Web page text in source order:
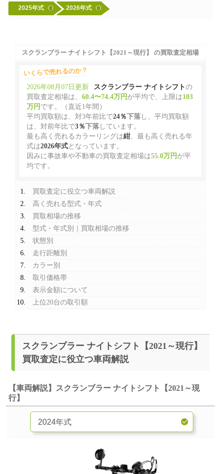
2025年式 0 2026年式 0
スクランブラー ナイトシフト【2021～現行】 の買取査定相場
いくらで売れるのか？
2026年08月07日更新 スクランブラー ナイトシフトの
買取査定相場は、 60.4〜74.4万円 が平均で、上限は103
万円 です。（直近1年間）
平均買取額は、対3年前比で24％下落し、平均買取額
は、対前年比で3％下落しています。
最も高く売れるカラーリングは紺、最も高く売れる年
式は2026年式となっています。
因みに事故車や不動車の買取査定相場は55.0万円 が平
均です。
買取査定に役立つ車両解説
高く売れる型式・年式
買取相場の推移
型式・年式別｜買取相場の推移
状態別
走行距離別
カラー別
取引価格帯
表示金額について
上位20台の取引額
スクランブラー ナイトシフト【2021～現行】
買取査定に役立つ車両解説
【車両解説】スクランブラー ナイトシフト【2021～現
行】